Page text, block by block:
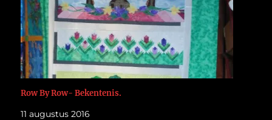
Row By Row- Bekentenis.
11 augustus 2016